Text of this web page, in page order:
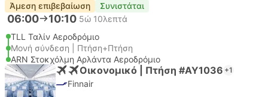
Άμεση επιβεβαίωση Συνιστάται
06:00 10:10 5ώ 10λεπτά
TLL Ταλίν Αεροδρόμιο
Μονή σύνδεση | Πτήση+Πτήση
ARN Στοκχόλμη Αρλάντα Αεροδρόμιο
Οικονομικό | Πτήση #AY1036 +1
Finnair